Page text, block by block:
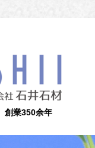
創業350余年